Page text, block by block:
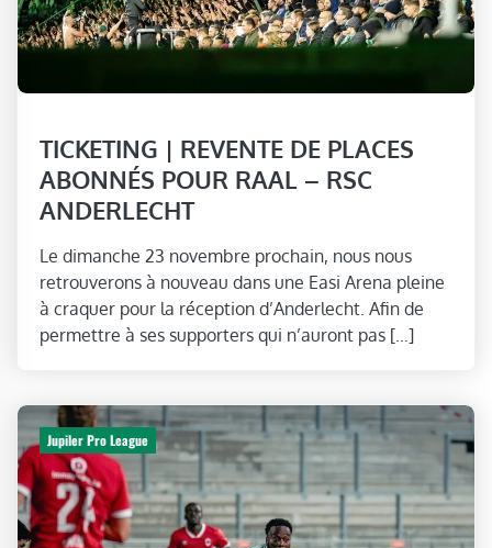
TICKETING | REVENTE DE PLACES
ABONNÉS POUR RAAL – RSC
ANDERLECHT
Le dimanche 23 novembre prochain, nous nous
retrouverons à nouveau dans une Easi Arena pleine
à craquer pour la réception d’Anderlecht. Afin de
permettre à ses supporters qui n’auront pas […]
Jupiler Pro League